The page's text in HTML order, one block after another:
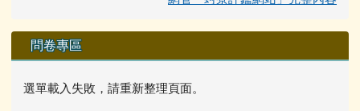
問卷專區
選單載入失敗，請重新整理頁面。